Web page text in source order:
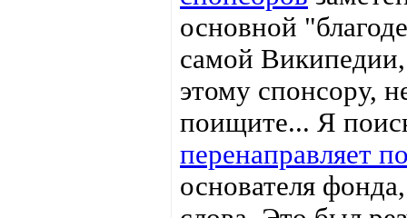
основной
самой
этому спонсору,
поищите... Я
перенаправляет
основателя